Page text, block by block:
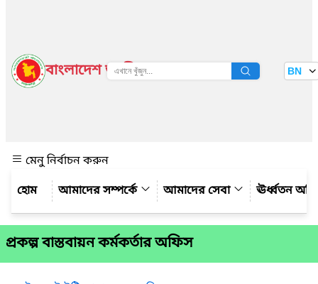
বাংলাদেশ জাতীয় তথ্য বাতায়ন BN
মেনু নির্বাচন করুন
আমাদের সম্পর্কে
আমাদের সেবা ঊর্ধ্বতন
প্রকল্প বাস্তবায়ন কর্মকর্তার অফিস